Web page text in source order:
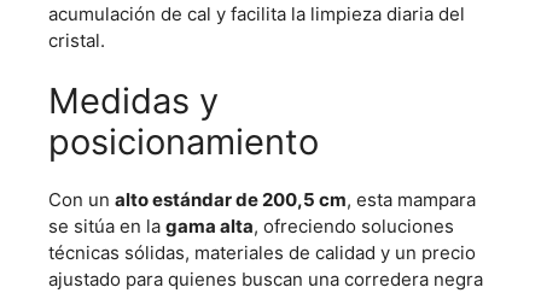
acumulación de cal y facilita la limpieza diaria del
cristal.
Medidas y
posicionamiento
Con un alto estándar de 200,5 cm, esta mampara
se sitúa en la gama alta, ofreciendo soluciones
técnicas sólidas, materiales de calidad y un precio
ajustado para quienes buscan una corredera negra